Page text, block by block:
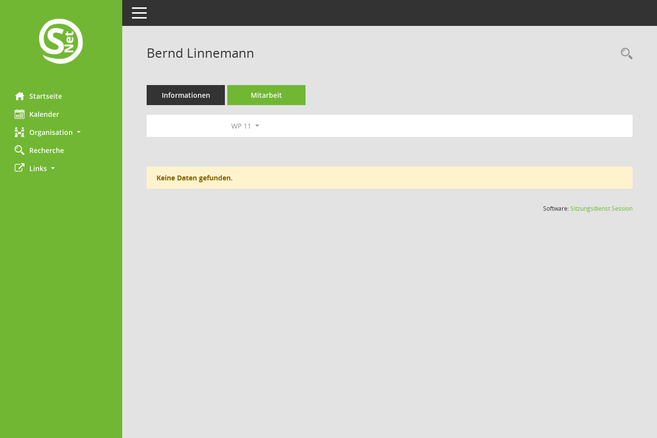
Startseite
Kalender
Organisation
Recherche
Links
Toggle navigation
Bernd Linnemann
Informationen Mitarbeit
WP 11
Keine Daten gefunden.
Software:SitzungsdienstSession(Wird in